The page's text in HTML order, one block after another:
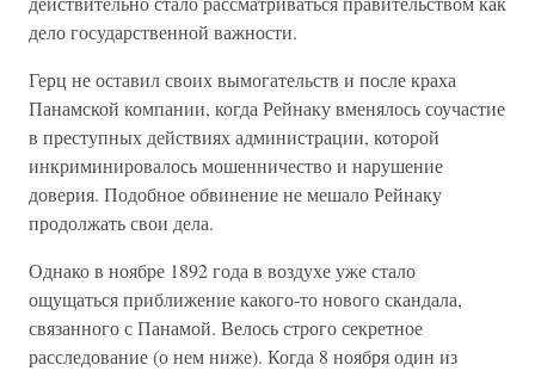
дело государственной важности.
Герц не оставил своих вымогательств и после краха
Панамской компании, когда Рейнаку вменялось соучастие
в преступных действиях администрации, которой
инкриминировалось мошенничество и нарушение
доверия. Подобное обвинение не мешало Рейнаку
продолжать свои дела.
Однако в ноябре 1892 года в воздухе уже стало
ощущаться приближение какого-то нового скандала,
связанного с Панамой. Велось строго секретное
расследование (о нем ниже). Когда 8 ноября один из